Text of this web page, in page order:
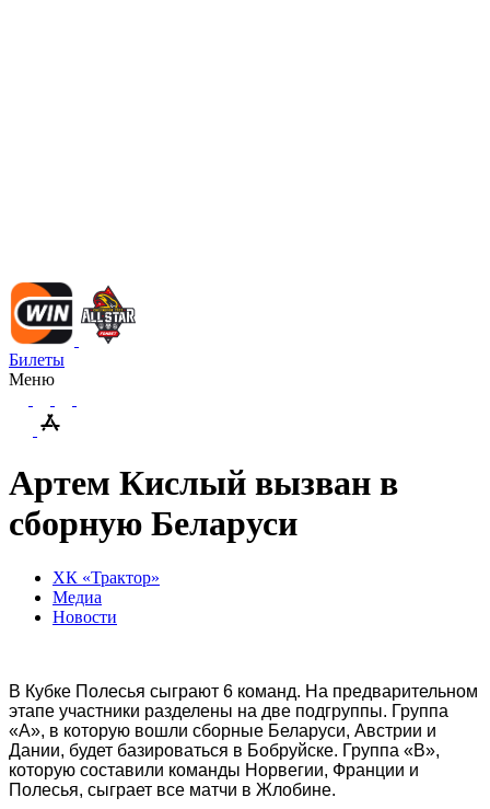
Билеты
Меню
Артем Кислый вызван в
сборную Беларуси
ХК «Трактор»
Медиа
Новости
В Кубке Полесья сыграют 6 команд. На предварительном
этапе участники разделены на две подгруппы. Группа
«А», в которую вошли сборные Беларуси, Австрии и
Дании, будет базироваться в Бобруйске. Группа «В»,
которую составили команды Норвегии, Франции и
Полесья, сыграет все матчи в Жлобине.